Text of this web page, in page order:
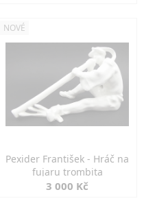
NOVÉ
Pexider František - Hráč na
fujaru trombita
3 000 Kč